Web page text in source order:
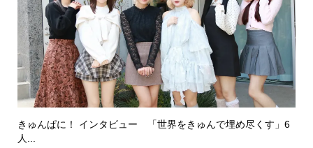
きゅんぱに！ インタビュー 「世界をきゅんで埋め尽くす」6
人...